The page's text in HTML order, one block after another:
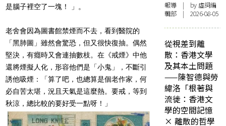
是腦子裡空了一塊！ 」。
老舍會因為圖書館禁煙而不去，看到醫院的
「黑肺圖」雖然會驚恐，但又很快復抽。偶然
堅決，有癮時又會連抽數枝。在《戒煙》中他
還將煙擬人化，形容他們是「小鬼」，不斷引
誘他吸煙：「算了吧，也總算是個老作家，何
必自苦太堪，況且天氣是這麼熱。要戒，等到
秋涼，總比較的要好受一點呀！」
報導 | by 虛詞編
輯部 | 2026-08-05
從視差到離
散：香港文學
及其本土問題
——陳智德與勞
緯洛「根著與
流徙：香港文
學的空間記憶
× 離散的哲學